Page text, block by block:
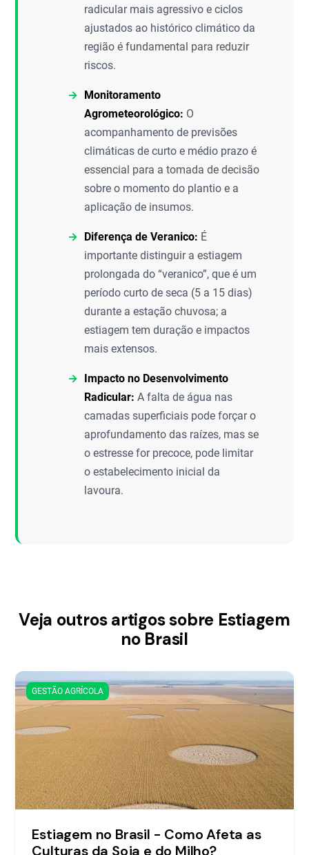
radicular mais agressivo e ciclos
ajustados ao histórico climático da
região é fundamental para reduzir
riscos.
Monitoramento
Agrometeorológico: O
acompanhamento de previsões
climáticas de curto e médio prazo é
essencial para a tomada de decisão
sobre o momento do plantio e a
aplicação de insumos.
Diferença de Veranico: É
importante distinguir a estiagem
prolongada do “veranico”, que é um
período curto de seca (5 a 15 dias)
durante a estação chuvosa; a
estiagem tem duração e impactos
mais extensos.
Impacto no Desenvolvimento
Radicular: A falta de água nas
camadas superficiais pode forçar o
aprofundamento das raízes, mas se
o estresse for precoce, pode limitar
o estabelecimento inicial da
lavoura.
Veja outros artigos sobre Estiagem
no Brasil
GESTÃO AGRÍCOLA
Estiagem no Brasil - Como Afeta as
Culturas da Soja e do Milho?